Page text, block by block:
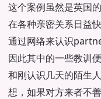
这个案例虽然是英国
在各种亲密关系日益
通过网络来认识
因此其中的一些教训
和刚认识几天的陌生
想，如果对方来者不